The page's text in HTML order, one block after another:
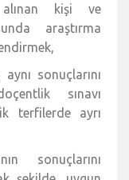
kişi ve
araştırma
sonuçlarını
sınavı
terfilerde ayrı
sonuçlarını